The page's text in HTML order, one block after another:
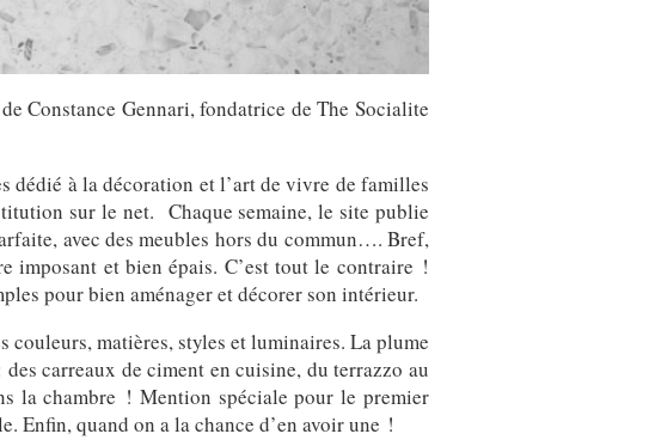
Constance Gennari, fondatrice de The Socialite
dédié à la décoration et l’art de vivre de familles
sur le net. Chaque semaine, le site publie
avec des meubles hors du commun…. Bref,
imposant et bien épais. C’est tout le contraire !
pour bien aménager et décorer son intérieur.
couleurs, matières, styles et luminaires. La plume
carreaux de ciment en cuisine, du terrazzo au
la chambre ! Mention spéciale pour le premier
Enfin, quand on a la chance d’en avoir une !